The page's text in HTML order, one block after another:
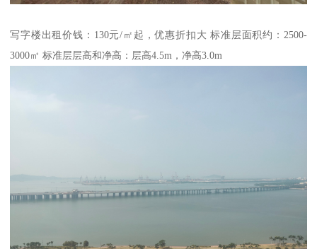
写字楼出租价钱：130元/㎡起，优惠折扣大 标准层面积约：2500-
3000㎡ 标准层层高和净高：层高4.5m，净高3.0m